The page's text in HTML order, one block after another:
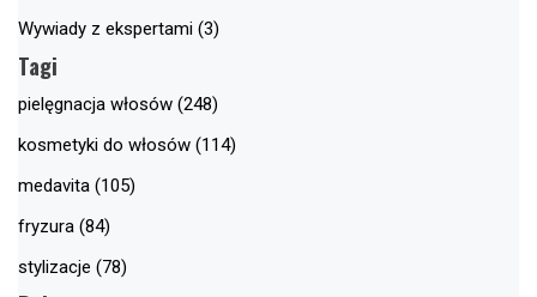
Wywiady z ekspertami (3)
Tagi
pielęgnacja włosów (248)
kosmetyki do włosów (114)
medavita (105)
fryzura (84)
stylizacje (78)